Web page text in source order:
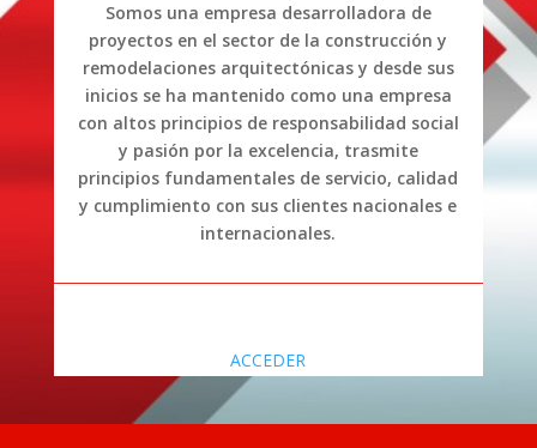
Somos una empresa desarrolladora de
proyectos en el sector de la construcción y
remodelaciones arquitectónicas y desde sus
inicios se ha mantenido como una empresa
con altos principios de responsabilidad social
y pasión por la excelencia, trasmite
principios fundamentales de servicio, calidad
y cumplimiento con sus clientes nacionales e
internacionales.
ACCEDER